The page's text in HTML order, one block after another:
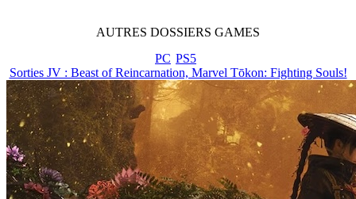
AUTRES DOSSIERS GAMES
PC PS5
Sorties JV : Beast of Reincarnation, Marvel Tōkon: Fighting Souls!